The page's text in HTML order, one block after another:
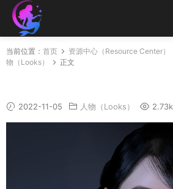
当前位置： 首页 资源中心（Resource Center）
物（Looks）
正文
2022-11-05 人物（Looks） 2.73k